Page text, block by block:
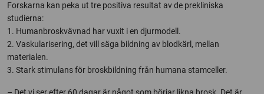
Forskarna kan peka ut tre positiva resultat av de prekliniska
studierna:
1. Humanbroskvävnad har vuxit i en djurmodell.
2. Vaskularisering, det vill säga bildning av blodkärl, mellan
materialen.
3. Stark stimulans för broskbildning från humana stamceller.